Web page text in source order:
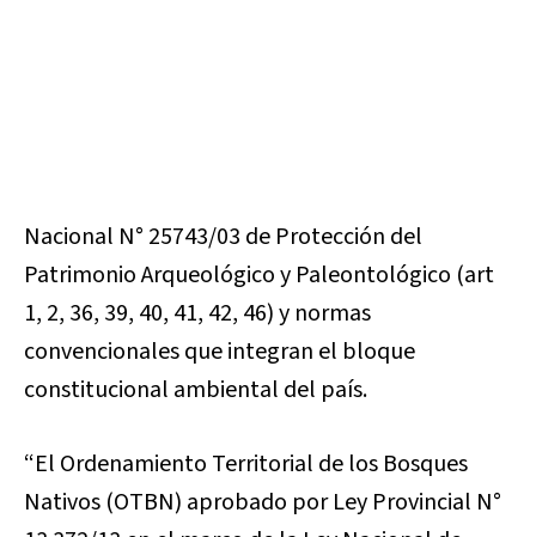
Nacional N° 25743/03 de Protección del
Patrimonio Arqueológico y Paleontológico (art
1, 2, 36, 39, 40, 41, 42, 46) y normas
convencionales que integran el bloque
constitucional ambiental del país.
“El Ordenamiento Territorial de los Bosques
Nativos (OTBN) aprobado por Ley Provincial N°